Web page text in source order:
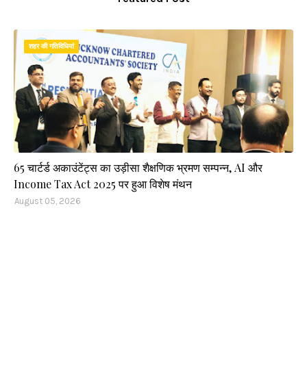
शहर की गतिविधियां
65 चार्टर्ड अकाउंटेंट्स का उड़ीसा शैक्षणिक भ्रमण सम्पन्न, AI और
Income Tax Act 2025 पर हुआ विशेष मंथन
August 05, 2026